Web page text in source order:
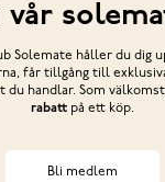
vår
Solemate håller du dig
får tillgång till
du handlar. Som
rabattpå ett köp.
Bli medlem